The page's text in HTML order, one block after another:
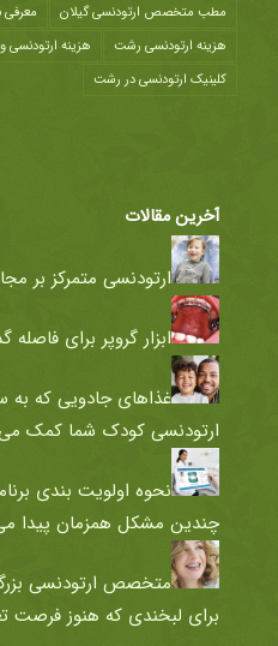
مطب متخصص ارتودنسی گیلان
هزينه ارتودنسی رشت
هزینه
کلینیک ارتودنسی در رشت
آخرین مقالات
ارتودنسی متمرکز بر
ابزار گروپر برای
غذاهای جادویی که
ارتودنسی کودک شما کمک می
نحوه اولویت بندی
چندین مشکل همزمان پیدا
متخصص ارتودنسی
برای لبخندی که هنوز فرصت